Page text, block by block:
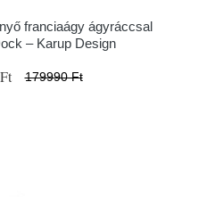
franciaágy ágyráccsal
– Karup Design
179990 Ft